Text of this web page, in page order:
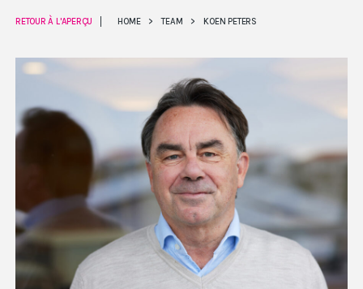
RETOUR À L'APERÇU HOME > TEAM > KOEN PETERS